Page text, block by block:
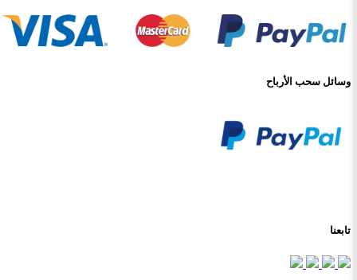
وسائل سحب الأرباح
تابعنا